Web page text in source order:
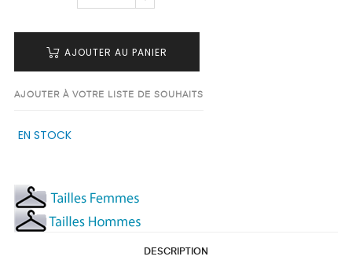
AJOUTER AU PANIER
AJOUTER À VOTRE LISTE DE SOUHAITS
EN STOCK
DESCRIPTION